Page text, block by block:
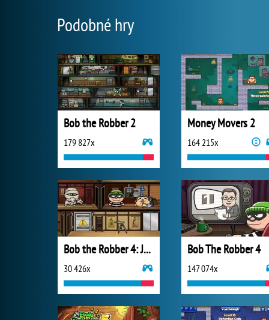
Podobné hry
Bob the Robber 2
179 827x
Money Movers 2
164 215x
Bob the Robber 4: Japan
30 426x
Bob The Robber 4
147 074x